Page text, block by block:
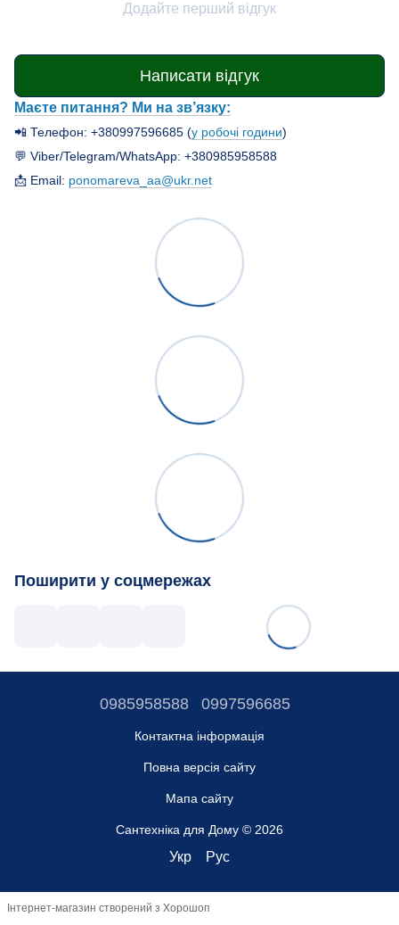
Додайте перший відгук
Написати відгук
Маєте питання? Ми на зв’язку:
📲 Телефон: +380997596685 (у робочі години)
💬 Viber/Telegram/WhatsApp: +380985958588
📩 Email: ponomareva_aa@ukr.net
Поширити у соцмережах
0985958588 0997596685
Контактна інформація
Повна версія сайту
Мапа сайту
Сантехніка для Дому © 2026
Укр Рус
Інтернет-магазин створений з Хорошоп